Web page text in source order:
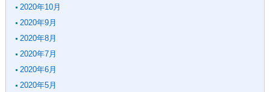
2020年10月
2020年9月
2020年8月
2020年7月
2020年6月
2020年5月